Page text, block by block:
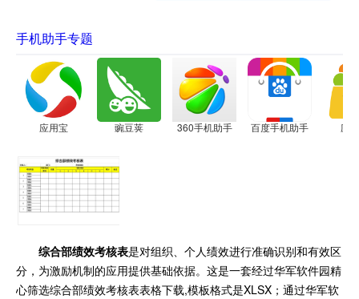
手机助手专题
应用宝 豌豆荚 360手机助手 百度手机助手 应
综合部绩效考核表是对组织、个人绩效进行准确识别和有效区
分，为激励机制的应用提供基础依据。这是一套经过华军软件园精
心筛选综合部绩效考核表表格下载,模板格式是XLSX；通过华军软